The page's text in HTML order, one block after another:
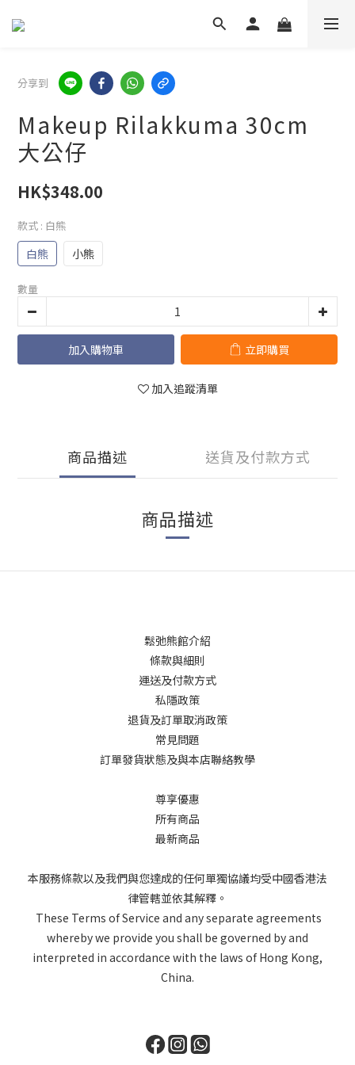
分享到
Makeup Rilakkuma 30cm
大公仔
HK$348.00
款式 : 白熊
白熊 小熊
數量
加入購物車 立即購買
加入追蹤清單
商品描述 送貨及付款方式
商品描述
鬆弛熊館介紹
條款與細則
運送及付款方式
私隱政策
退貨及訂單取消政策
常見問題
訂單發貨狀態及與本店聯絡教學
尊享優惠
所有商品
最新商品
本服務條款以及我們與您達成的任何單獨協議均受中國香港法
律管轄並依其解釋。
These Terms of Service and any separate agreements
whereby we provide you shall be governed by and
interpreted in accordance with the laws of Hong Kong,
China.